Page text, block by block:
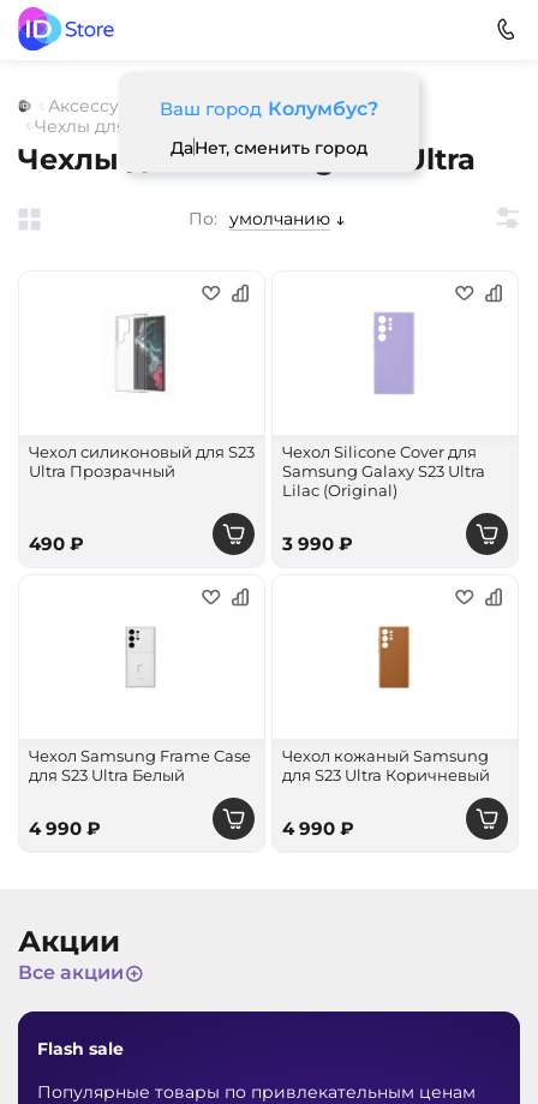
Ваш город Колумбус?
ДаНет, сменить город
Аксессуары Для смартфонов
Чехлы
Чехлы для Samsung
Чехлы для Samsung S23 Ultra
По: умолчанию
Чехол силиконовый для S23
Ultra Прозрачный
490 ₽
Чехол Silicone Cover для
Samsung Galaxy S23 Ultra
Lilac (Original)
3 990 ₽
Чехол Samsung Frame Case
для S23 Ultra Белый
4 990 ₽
Чехол кожаный Samsung
для S23 Ultra Коричневый
4 990 ₽
Акции
Все акции
Flash sale
Популярные товары по привлекательным ценам